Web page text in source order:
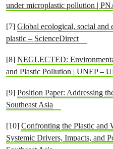
under microplastic pollution |
[7] Global ecological, social and
plastic – ScienceDirect
[8] NEGLECTED:
and Plastic Pollution | UNEP –
[9] Position Paper: Addressing
Southeast Asia
[10] Confronting the Plastic and
Systemic Drivers, Impacts, and